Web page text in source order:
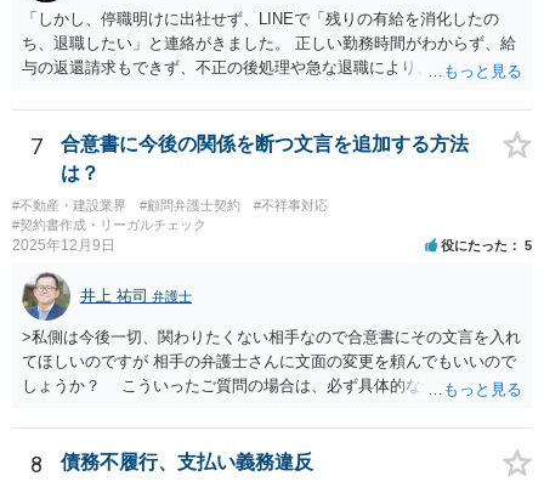
「しかし、停職明けに出社せず、LINEで「残りの有給を消化したの
ち、退職したい」と連絡がきました。 正しい勤務時間がわからず、給
与の返還請求もできず、不正の後処理や急な退職により、社や他のス
状況です。」 大変悪質ですね。打刻場所のデータと、これまでのタイ
ムカードの虚偽を確認し、突き付けて責任を問題にすることになるで
しょう。 詐欺もありうるでしょうね。 「正しい時間がわからないとい
うタイムカード不正打刻による返還請求はどのようにおこなえばよい
でしょうか？」 想定できる虚偽を前提に、相手と協議して詰めればよ
いかと思います。 確実な記録があれば、それによるのがよいですが、
弁護士と相談しながら、対応策を検討する方がよいでしょう。 また、
返還が難しい場合、損害賠償を請求する事はできますでしょうか？ 法
的には可能ですが、立証の問題があります。 協議でも問題にできそう
ですが、調停なども検討できるでしょう。 また、返還請求も損害賠償
請求もせず、「詐欺」として、警察に被害届を出す事は可能でしょう
上がります。 警察に相談されてもよい事案だとは思います。
7
合意書に今後の関係を断つ文言を追加する方法
は？
#不動産・建設業界 #顧問弁護士契約
#不祥事対応
#契約書作成・リーガルチェック
2025年12月9日 役にたった 5
井上 祐司 弁護士
>私側は今後一切、関わりたくない相手なので合意書にその文言を入れ
てほしいのですが 相手の弁護士さんに文面の変更を頼んでもいいので
しょうか？ こういったご質問の場合は、必ず具体的な合意書案をも
には、ご質問のような懸念を払しょくするために、 「甲及び乙は，本
示談書に記載するもののほか，甲と乙の間には何らの債権債務が存し
ないことを相互に確認する。」 という清算条項を入れることが一般的
8 債務不履行、支払い義務違反